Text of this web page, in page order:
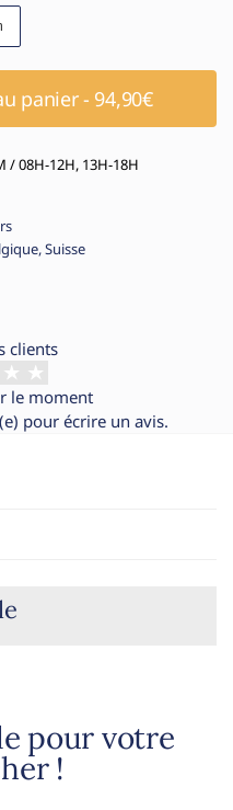
panier - 94,90€
/ 08H-12H, 13H-18H
Suisse
clients
le moment
pour écrire un avis.
pour votre
!